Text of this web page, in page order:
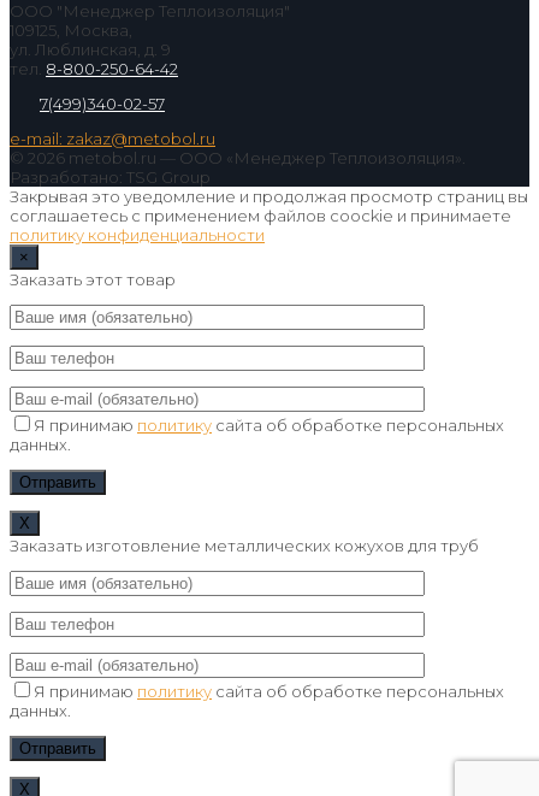
ООО "Менеджер Теплоизоляция"
109125, Москва,
ул. Люблинская, д. 9
тел. 8-800-250-64-42
7(499)340-02-57
e-mail: zakaz@metobol.ru
© 2026 metobol.ru — ООО «Менеджер Теплоизоляция».
Разработано: TSG Group
Закрывая это уведомление и продолжая просмотр страниц вы
соглашаетесь с применением файлов coockie и принимаете
политику конфиденциальности
×
Заказать этот товар
Я принимаю политику сайта об обработке персональных
данных.
Х
Заказать изготовление металлических кожухов для труб
Я принимаю политику сайта об обработке персональных
данных.
Х